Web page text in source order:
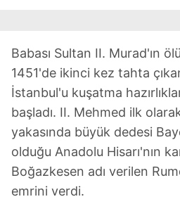
Babası Sultan II. Murad'ın
1451'de ikinci kez tahta
İstanbul'u kuşatma
başladı. II. Mehmed ilk
yakasında büyük dedesi
olduğu Anadolu Hisarı'nın
Boğazkesen adı verilen
emrini verdi.